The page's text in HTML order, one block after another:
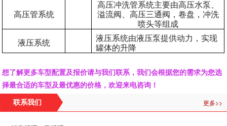
高压管系统
高压冲洗管系统主要由高压水泵、
溢流阀、高压三通阀，卷盘，冲洗
喷头等组成
液压系统
液压系统由液压泵提供动力，实现
罐体的升降
想了解更多车型配置及报价请与我们联系，我们会根据您的需求为您选
择最合适的车型及最优惠的价格，欢迎来电咨询！
联系我们 更多>>